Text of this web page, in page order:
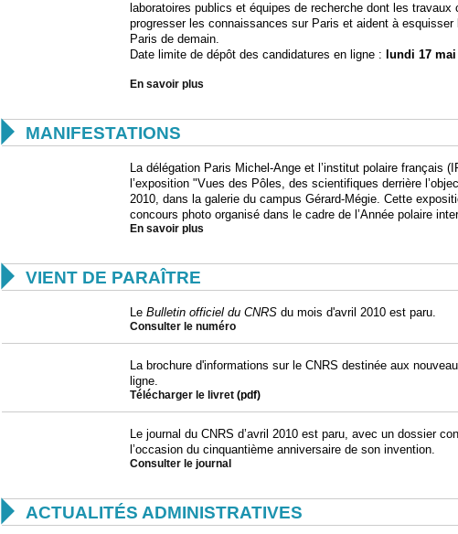
laboratoires publics et équipes de recherche dont les travaux
progresser les connaissances sur Paris et aident à esquisser
Paris de demain.
Date limite de dépôt des candidatures en ligne : lundi 17 mai
En savoir plus
 MANIFESTATIONS
La délégation Paris Michel-Ange et l’institut polaire français
l’exposition "Vues des Pôles, des scientifiques derrière
2010, dans la galerie du campus Gérard-Mégie. Cette
concours photo organisé dans le cadre de l’Année polaire
En savoir plus
 VIENT DE PARAÎTRE
Le Bulletin officiel du CNRS du mois d'avril 2010 est paru.
Consulter le numéro
La brochure d'informations sur le CNRS destinée aux
ligne.
Télécharger le livret (pdf)
Le journal du CNRS d’avril 2010 est paru, avec un dossier
l’occasion du cinquantième anniversaire de son invention.
Consulter le journal
 ACTUALITÉS ADMINISTRATIVES